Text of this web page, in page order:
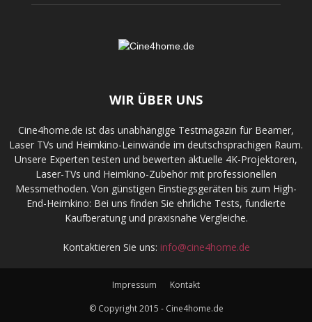
WIR ÜBER UNS
Cine4home.de ist das unabhängige Testmagazin für Beamer,
Laser TVs und Heimkino-Leinwände im deutschsprachigen Raum.
Unsere Experten testen und bewerten aktuelle 4K-Projektoren,
Laser-TVs und Heimkino-Zubehör mit professionellen
Messmethoden. Von günstigen Einstiegsgeräten bis zum High-
End-Heimkino: Bei uns finden Sie ehrliche Tests, fundierte
Kaufberatung und praxisnahe Vergleiche.
Kontaktieren Sie uns: info@cine4home.de
Impressum
Kontakt
© Copyright 2015 - Cine4home.de